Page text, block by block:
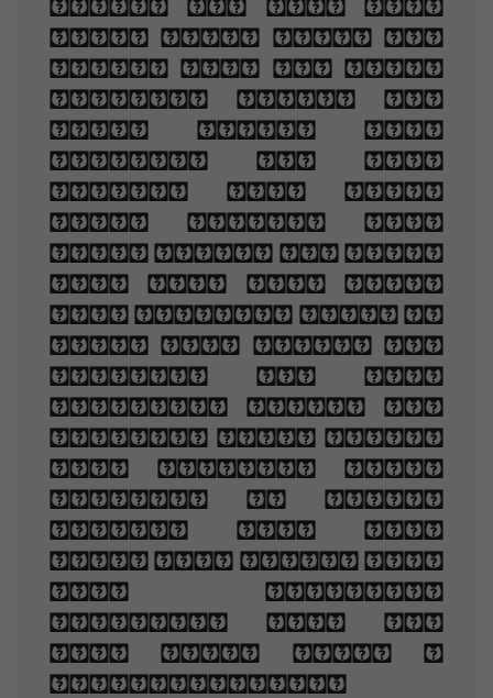
dream of the soft
look Your eyes had
once, and of their
shadows deep; How
many loved your
moments of glad
grace, And loved
your beauty with
love false or true,
But one man loved
the pilgrim soul in
you, And loved the
sorrows of your
changing face. And
bending down beside
the glowing bars,
Murmur, a little
sadly, how Love
fled And paced upon
the mountains
overhead And hid
his face amid a
crowd of stars.